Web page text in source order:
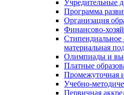
Учредительные
Программа
Организация
Финансово-
Стипендиальное
материальная
Олимпиады и
Платные
Промежуточная
Учебно-
Первичная